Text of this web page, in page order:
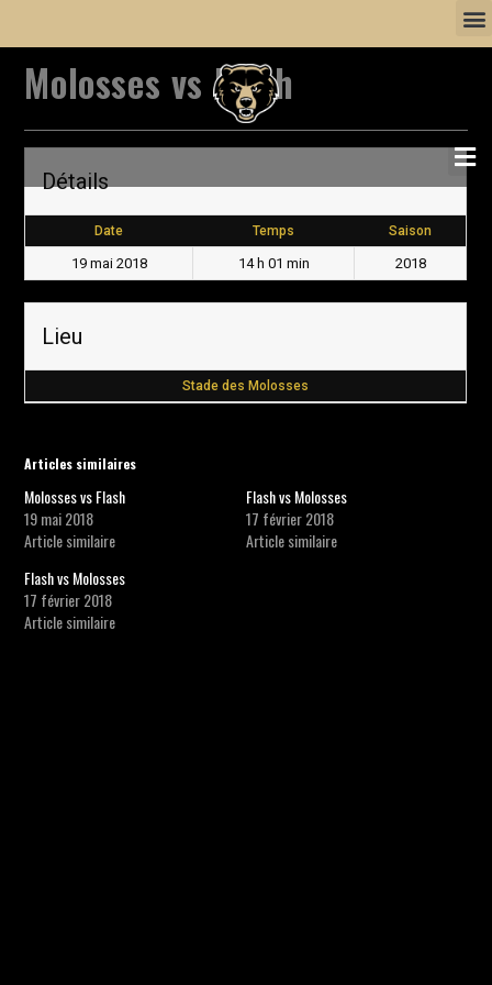
Molosses vs Flash
Détails
Date Temps Saison
19 mai 2018 14 h 01 min 2018
Lieu
Stade des Molosses
Articles similaires
Molosses vs Flash
19 mai 2018
Article similaire
Flash vs Molosses
17 février 2018
Article similaire
Flash vs Molosses
17 février 2018
Article similaire